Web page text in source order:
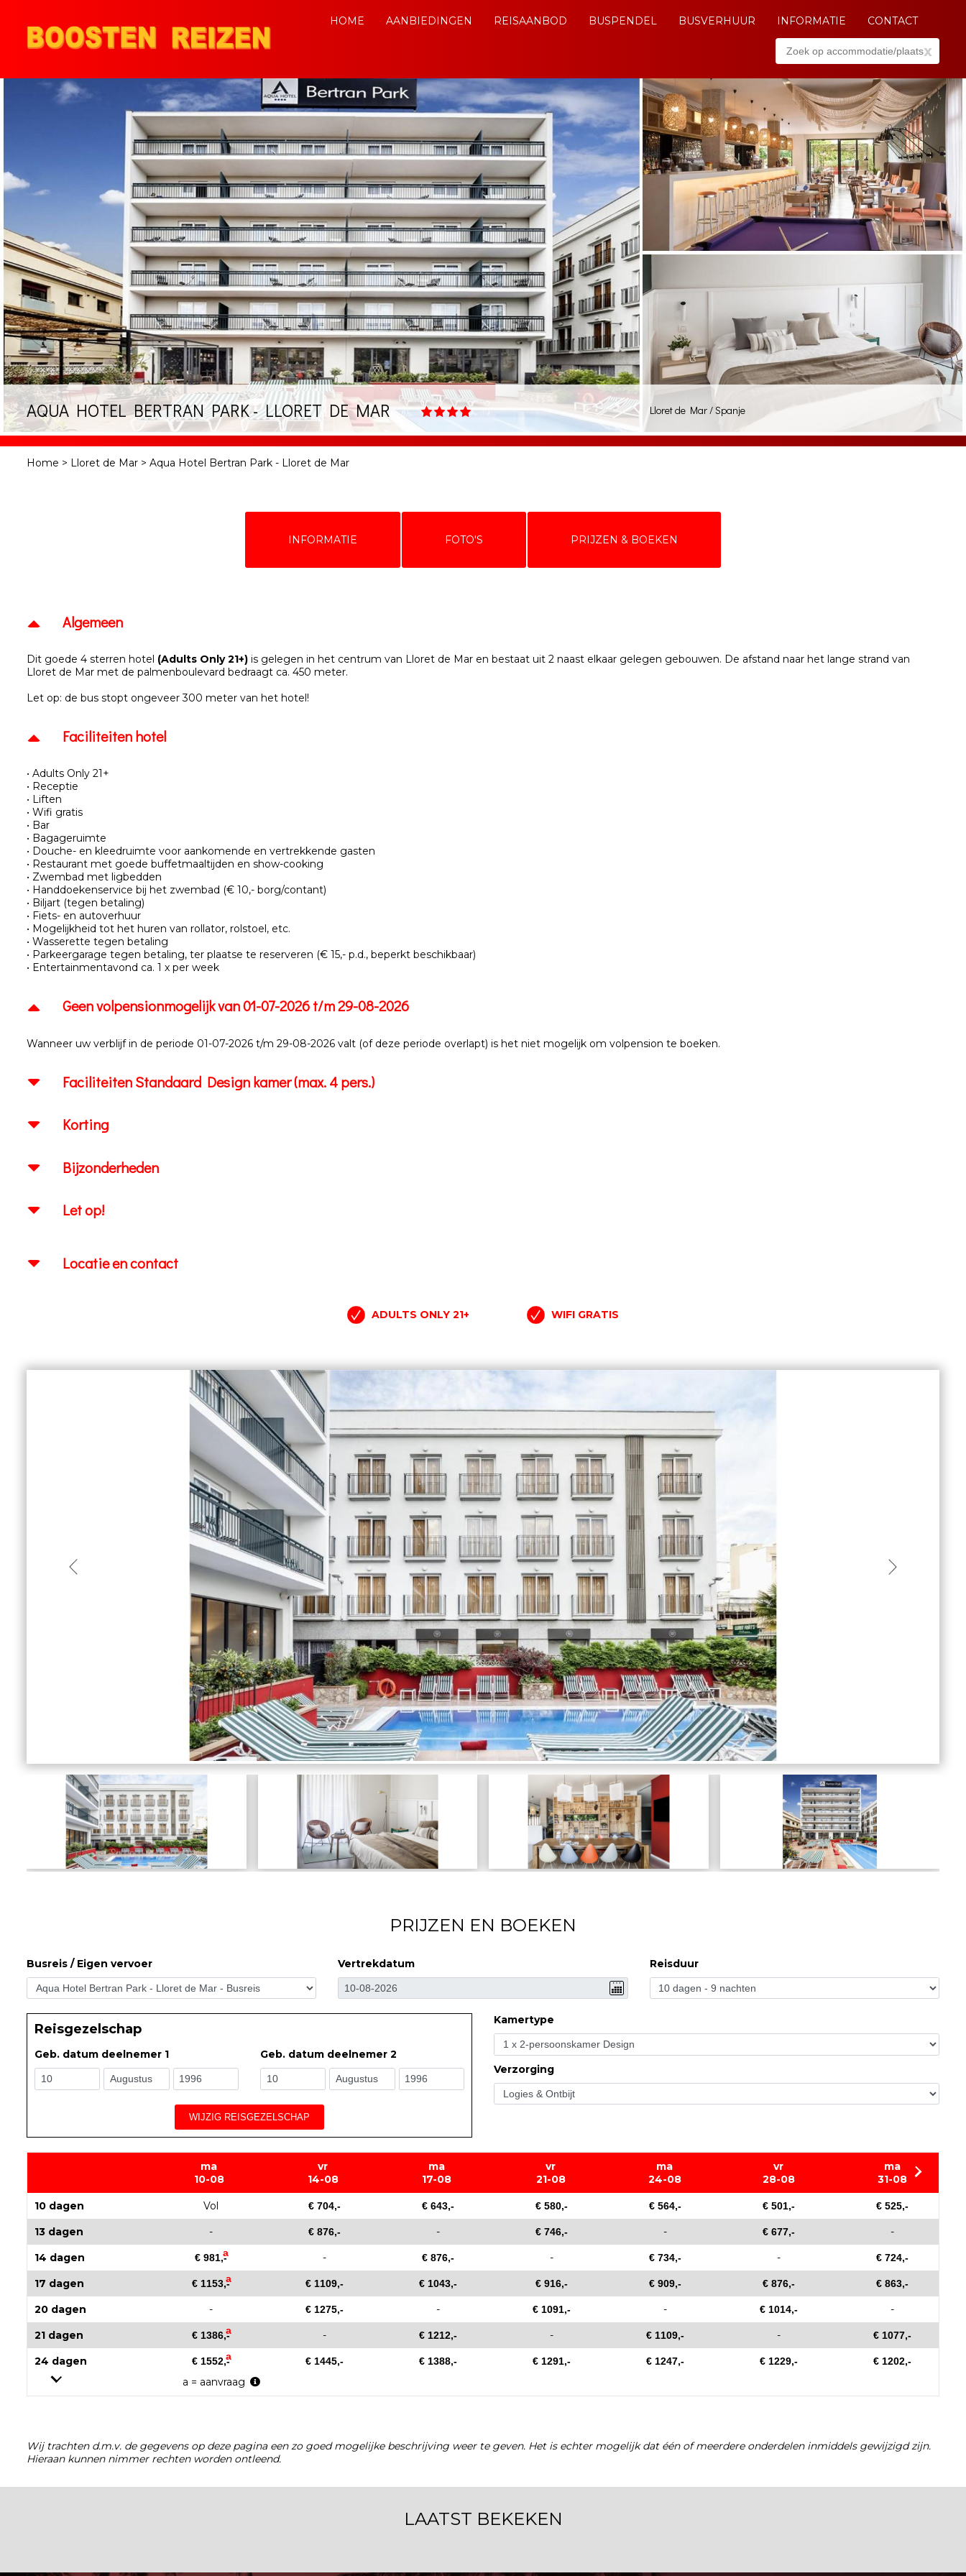
HOME AANBIEDINGEN REISAANBOD BUSPENDEL BUSVERHUUR INFORMATIE CONTACT
x
AQUA HOTEL BERTRAN PARK - LLORET DE MAR Lloret de Mar / Spanje
Home > Lloret de Mar > Aqua Hotel Bertran Park - Lloret de Mar
INFORMATIE FOTO'S PRIJZEN & BOEKEN
Algemeen
Dit goede 4 sterren hotel (Adults Only 21+) is gelegen in het centrum van Lloret de Mar en bestaat uit 2 naast elkaar gelegen gebouwen. De afstand naar het lange strand van
Lloret de Mar met de palmenboulevard bedraagt ca. 450 meter.
Let op: de bus stopt ongeveer 300 meter van het hotel!
Faciliteiten hotel
• Adults Only 21+
• Receptie
• Liften
• Wifi gratis
• Bar
• Bagageruimte
• Douche- en kleedruimte voor aankomende en vertrekkende gasten
• Restaurant met goede buffetmaaltijden en show-cooking
• Zwembad met ligbedden
• Handdoekenservice bij het zwembad (€ 10,- borg/contant)
• Biljart (tegen betaling)
• Fiets- en autoverhuur
• Mogelijkheid tot het huren van rollator, rolstoel, etc.
• Wasserette tegen betaling
• Parkeergarage tegen betaling, ter plaatse te reserveren (€ 15,- p.d., beperkt beschikbaar)
• Entertainmentavond ca. 1 x per week
Geen volpensionmogelijk van 01-07-2026 t/m 29-08-2026
Wanneer uw verblijf in de periode 01-07-2026 t/m 29-08-2026 valt (of deze periode overlapt) is het niet mogelijk om volpension te boeken.
Faciliteiten Standaard Design kamer (max. 4 pers.)
Korting
Bijzonderheden
Let op!
Locatie en contact
ADULTS ONLY 21+ WIFI GRATIS
PRIJZEN EN BOEKEN
Busreis / Eigen vervoer Vertrekdatum Reisduur
Reisgezelschap
Geb. datum deelnemer 1 Geb. datum deelnemer 2
WIJZIG REISGEZELSCHAP
Kamertype
Verzorging
ma
10-08
vr
14-08
ma
17-08
vr
21-08
ma
24-08
vr
28-08
ma
31-08
10 dagen Vol € 704,- € 643,- € 580,- € 564,- € 501,- € 525,-
13 dagen - € 876,- - € 746,- - € 677,-
-
14 dagen
€ 981,-a - € 876,- - € 734,- - € 724,-
17 dagen € 1153,-a € 1109,- € 1043,- € 916,- € 909,- € 876,- € 863,-
20 dagen - € 1275,- - € 1091,- - € 1014,-
-
21 dagen
€ 1386,-a - € 1212,- - € 1109,- - € 1077,-
24 dagen € 1552,-a € 1445,- € 1388,- € 1291,- € 1247,- € 1229,- € 1202,-
a = aanvraag
Wij trachten d.m.v. de gegevens op deze pagina een zo goed mogelijke beschrijving weer te geven. Het is echter mogelijk dat één of meerdere onderdelen inmiddels gewijzigd zijn.
Hieraan kunnen nimmer rechten worden ontleend.
LAATST BEKEKEN